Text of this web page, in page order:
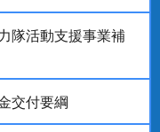
隊活動支援事業補
交付要綱